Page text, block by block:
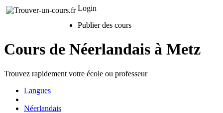
Login
Publier des cours
Cours de Néerlandais à Metz
Trouvez rapidement votre école ou professeur
Langues
Néerlandais